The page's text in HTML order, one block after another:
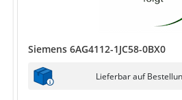
Siemens 6AG4112-1JC58-0BX0
Lieferbar auf